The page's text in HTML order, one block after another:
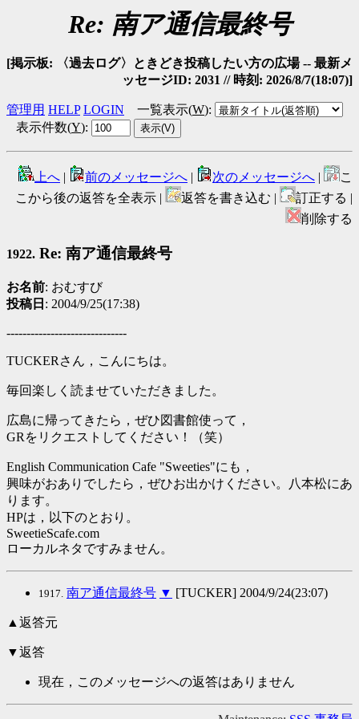
Re: 南ア通信最終号
[掲示板: 〈過去ログ〉ときどき投稿したい方の広場 -- 最新メ
ッセージID: 2031 // 時刻: 2026/8/7(18:07)]
管理用 HELP LOGIN 一覧表示(W):
表示件数(Y):
上へ | 前のメッセージへ | 次のメッセージへ |
こ
こから後の返答を全表示 |
返答を書き込む |
訂正する |
削除する
1922. Re: 南ア通信最終号
お名前: おむすび
投稿日 : 2004/9/25(17:38)
------------------------------
TUCKERさん，こんにちは。
毎回楽しく読ませていただきました。
広島に帰ってきたら，ぜひ図書館使って，
GRをリクエストしてください！（笑）
English Communication Cafe "Sweeties"にも，
興味がおありでしたら，ぜひお出かけください。八本松にあ
ります。
HPは，以下のとおり。
SweetieScafe.com
ローカルネタですみません。
1917. 南ア通信最終号 ▼ [TUCKER] 2004/9/24(23:07)
▲返答元
▼返答
現在，このメッセージへの返答はありません